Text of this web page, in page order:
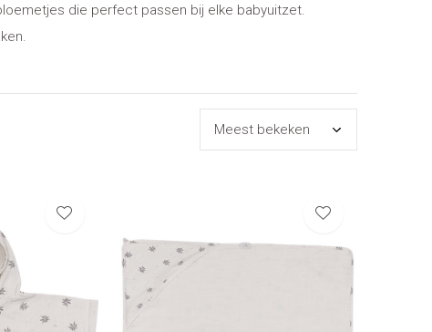
die perfect passen bij elke babyuitzet.